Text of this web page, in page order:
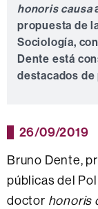
honoris causa
propuesta de
Sociología,
Dente está
destacados
26/09/2019
Bruno Dente,
públicas del
doctor honoris